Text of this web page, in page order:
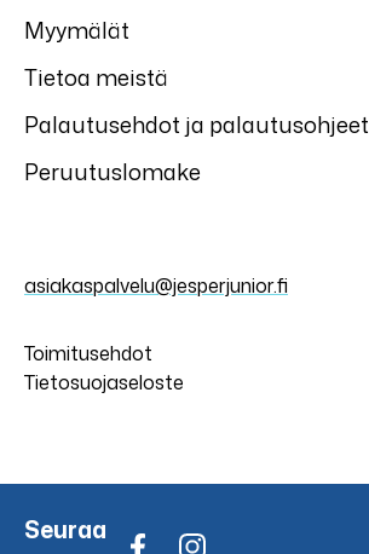
Myymälät
Tietoa meistä
Palautusehdot ja palautusohjeet
Peruutuslomake
asiakaspalvelu@jesperjunior.fi
Toimitusehdot
Tietosuojaseloste
Seuraa